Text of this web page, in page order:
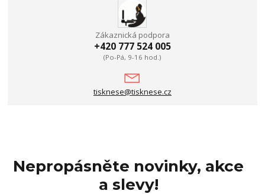
Zákaznická podpora
+420 777 524 005
(Po-Pá, 9-16 hod.)
tisknese@tisknese.cz
Nepropásněte novinky, akce
a slevy!